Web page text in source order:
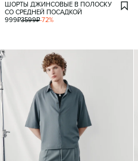
ШОРТЫ ДЖИНСОВЫЕ В ПОЛОСКУ
СО СРЕДНЕЙ ПОСАДКОЙ
999₽3599₽-72%